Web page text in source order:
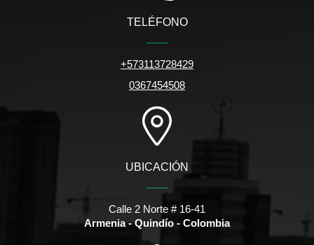
TELÉFONO
+573113728429
0367454508
UBICACIÓN
Calle 2 Norte # 16-41
Armenia - Quindío - Colombia